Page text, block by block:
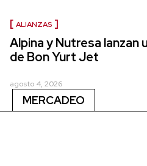
ALIANZAS
Alpina y Nutresa lanzan
de Bon Yurt Jet
agosto 4, 2026
MERCADEO